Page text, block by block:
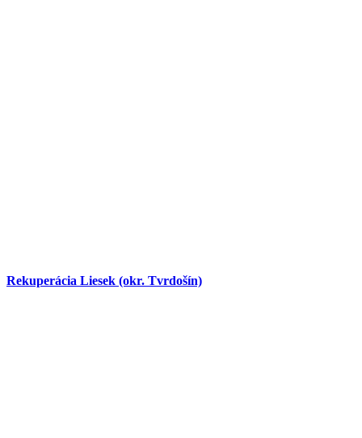
Rekuperácia Liesek (okr. Tvrdošín)